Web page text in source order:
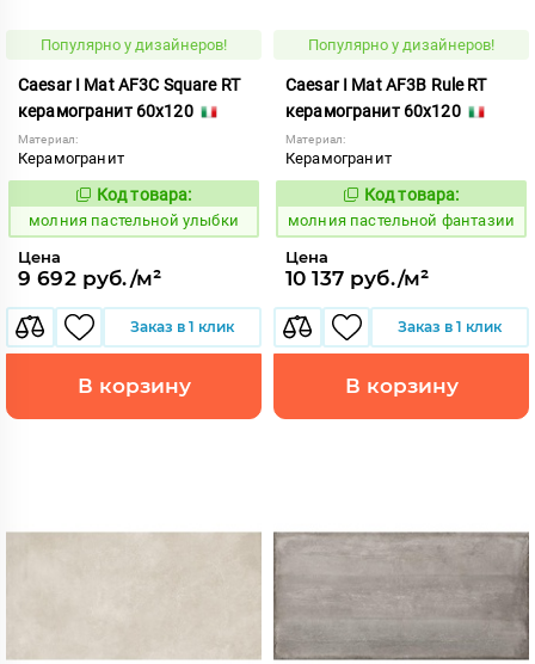
Популярно у дизайнеров!
Caesar I Mat AF3C Square RT
керамогранит 60x120
Материал:
Керамогранит
1008736
Код товара:
молния пастельной улыбки
Цена
9 692 руб./м²
Заказ в 1 клик
В корзину
Популярно у дизайнеров!
Caesar I Mat AF3B Rule RT
керамогранит 60x120
Материал:
Керамогранит
1008737
Код товара:
молния пастельной фантазии
Цена
10 137 руб./м²
Заказ в 1 клик
В корзину